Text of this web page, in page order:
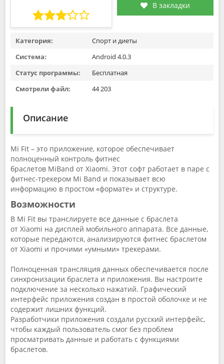
В закладки
Категория:
Спорт и диеты
Система:
Android 4.0.3
Статус программы:
Бесплатная
Смотрели файл:
44 203
Описание
Mi Fit – это приложение, которое обеспечивает
полноценный контроль фитнес
браслетов MiBand от Xiaomi. Этот софт работает в паре с
фитнес-трекером Mi Band и показывает всю
информацию в простом «формате» и структуре.
Возможности
В Mi Fit вы транслируете все данные с браслета
от Xiaomi на дисплей мобильного аппарата. Все данные,
которые передаются, анализируются фитнес браслетом
от Xiaomi и прочими «умными» трекерами.
Полноценная трансляция данных обеспечивается после
синхронизации браслета и приложения. Вы настроите
подключение за несколько нажатий. Графический
интерфейс приложения создан в простой оболочке и не
содержит лишних функций.
Разработчики приложения создали русский интерфейс,
чтобы каждый пользователь смог без проблем
просматривать данные и работать с функциями
браслетов.